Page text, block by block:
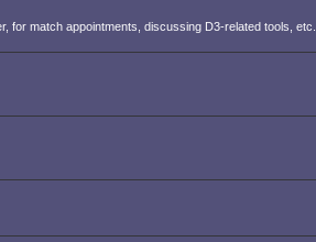
match appointments, discussing D3-related tools, etc.